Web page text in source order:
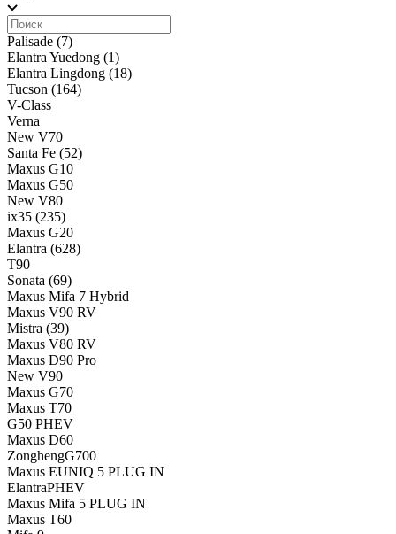
Palisade (7)
Elantra Yuedong (1)
Elantra Lingdong (18)
Tucson (164)
V-Class
Verna
New V70
Santa Fe (52)
Maxus G10
Maxus G50
New V80
ix35 (235)
Maxus G20
Elantra (628)
T90
Sonata (69)
Maxus Mifa 7 Hybrid
Maxus V90 RV
Mistra (39)
Maxus V80 RV
Maxus D90 Pro
New V90
Maxus G70
Maxus T70
G50 PHEV
Maxus D60
ZonghengG700
Maxus EUNIQ 5 PLUG IN
ElantraPHEV
Maxus Mifa 5 PLUG IN
Maxus T60